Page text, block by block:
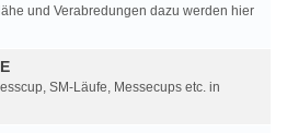
und Verabredungen dazu werden hier
SM-Läufe, Messecups etc. in